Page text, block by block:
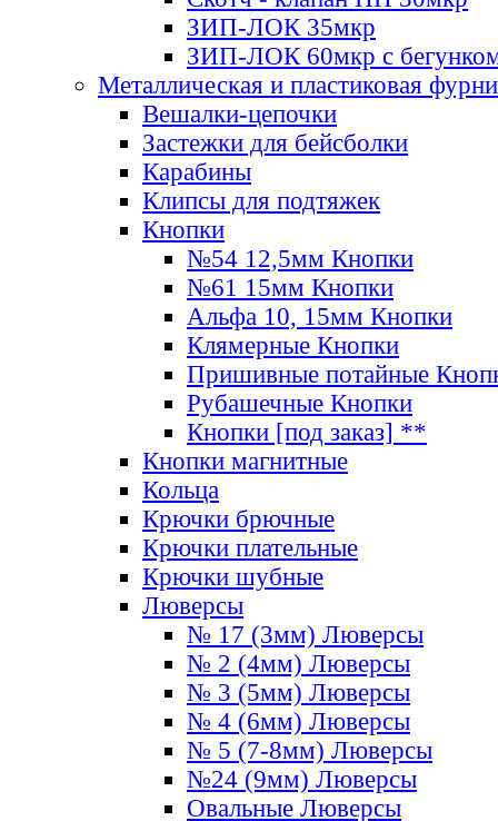
ЗИП-ЛОК 35мкр
ЗИП-ЛОК 60мкр с
Металлическая и пластиковая
Вешалки-цепочки
Застежки для бейсболки
Карабины
Клипсы для подтяжек
Кнопки
№54 12,5мм Кнопки
№61 15мм Кнопки
Альфа 10, 15мм Кнопки
Клямерные Кнопки
Пришивные потайные
Рубашечные Кнопки
Кнопки [под заказ] **
Кнопки магнитные
Кольца
Крючки брючные
Крючки плательные
Крючки шубные
Люверсы
№ 17 (3мм) Люверсы
№ 2 (4мм) Люверсы
№ 3 (5мм) Люверсы
№ 4 (6мм) Люверсы
№ 5 (7-8мм) Люверсы
№24 (9мм) Люверсы
Овальные Люверсы